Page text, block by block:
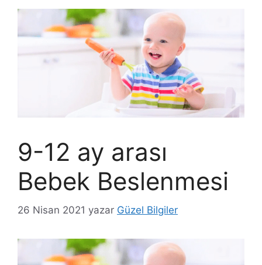
9-12 ay arası
Bebek Beslenmesi
26 Nisan 2021 yazar Güzel Bilgiler